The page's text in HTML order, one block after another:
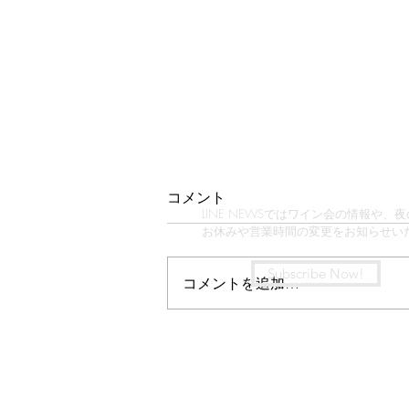
2026イルドコリンヌ夏のワ
インセットの詳細
でくださった方に向けています）
さて、セレクトの詳細です。（長
いけど、絶対全部読んでほし
コメント
コメントを追加…
LINE NEWSではワイン会の情報や、夜
お休みや営業時間の変更をお知らせい
Subscribe Now!